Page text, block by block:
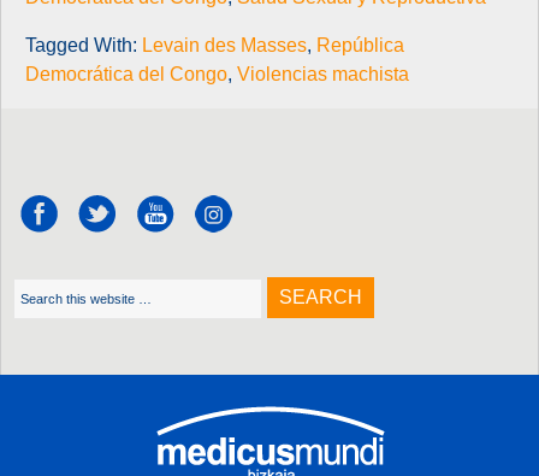
Tagged With: Levain des Masses, República
Democrática del Congo, Violencias machista